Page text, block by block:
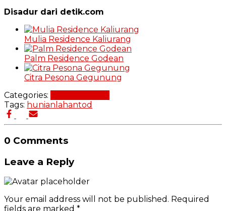
Disadur dari detik.com
Mulia Residence Kaliurang
Palm Residence Godean
Citra Pesona Gegunung
Categories:
Tags: hunian lahantod
0 Comments
Leave a Reply
Your email address will not be published. Required
fields are marked *